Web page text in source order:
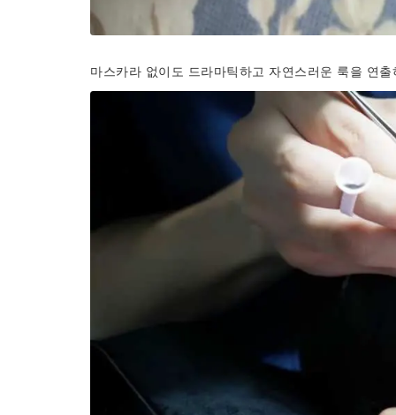
마스카라 없이도 드라마틱하고 자연스러운 룩을 연